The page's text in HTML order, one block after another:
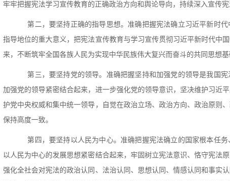
牢牢把握宪法学习宣传教育的正确政治方向和舆论导向，持续深入宣传宪
第二，要坚持正确的指导思想。准确把握宪法确立习近平新时代
指导地位的重大意义，把宪法宣传教育与学习宣传贯彻习近平新时代中
来，不断筑牢全国各族人民为实现中华民族伟大复兴而奋斗的共同思想基
第三，要坚持党的领导。准确把握坚持和加强党的领导是我国宪
加强党的领导紧密结合起来，进一步强化党的领导意识，坚决维护习近
护党中央权威和集中统一领导，自觉在政治立场、政治方向、政治原则
保持高度一致。
第四，要坚持以人民为中心。准确把握宪法确立的国家根本任务
以人民为中心的发展思想紧密结合起来，牢固树立宪法意识、恪守宪法
强化全社会对宪法的政治认同、法治认同、思想认同、情感认同和事实